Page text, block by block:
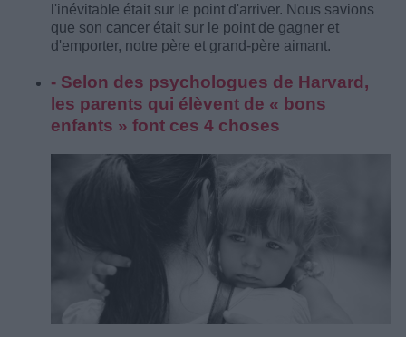
l'inévitable était sur le point d'arriver. Nous savions
que son cancer était sur le point de gagner et
d'emporter, notre père et grand-père aimant.
- Selon des psychologues de Harvard,
les parents qui élèvent de « bons
enfants » font ces 4 choses